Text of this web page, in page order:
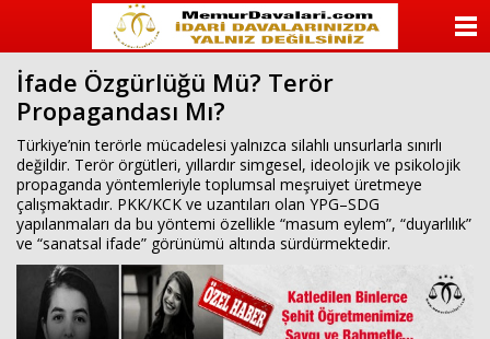
İfade Özgürlüğü Mü? Terör
Propagandası Mı?
Türkiye’nin terörle mücadelesi yalnızca silahlı unsurlarla sınırlı
değildir. Terör örgütleri, yıllardır simgesel, ideolojik ve psikolojik
propaganda yöntemleriyle toplumsal meşruiyet üretmeye
çalışmaktadır. PKK/KCK ve uzantıları olan YPG–SDG
yapılanmaları da bu yöntemi özellikle “masum eylem”, “duyarlılık”
ve “sanatsal ifade” görünümü altında sürdürmektedir.
ANASAYFA
KATEGORİLER
ANKETLER
FOTO GALERİ
VİDEO GALERİ